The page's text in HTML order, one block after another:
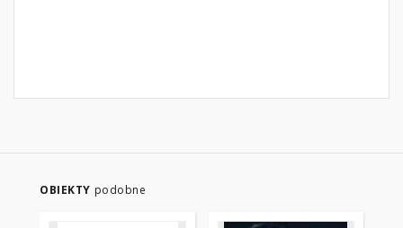
OBIEKTY podobne